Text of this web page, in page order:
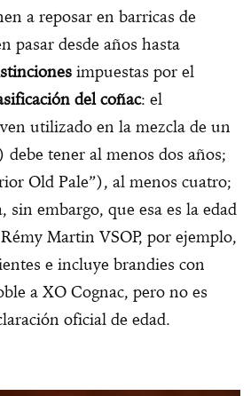
a reposar en barricas de
pasar desde años hasta
impuestas por el
del coñac: el
utilizado en la mezcla de un
debe tener al menos dos años;
Old Pale”), al menos cuatro;
sin embargo, que esa es la edad
Martin VSOP, por ejemplo,
e incluye brandies con
a XO Cognac, pero no es
oficial de edad.